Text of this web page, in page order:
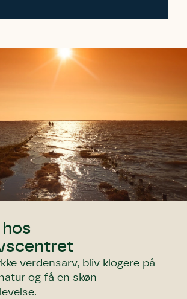
hos
verdensarv, bliv klogere på
og få en skøn